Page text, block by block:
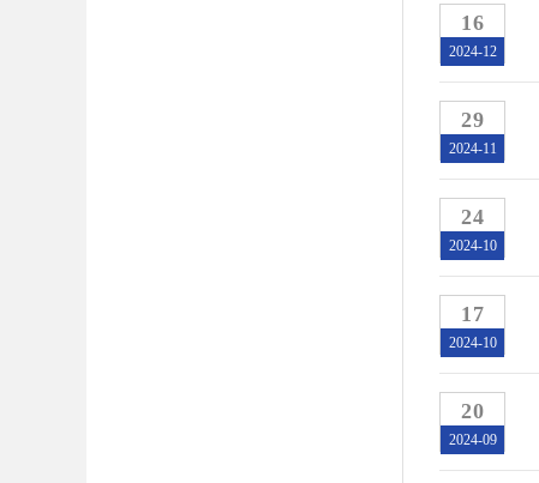
16
2024-12
29
2024-11
24
2024-10
17
2024-10
20
2024-09